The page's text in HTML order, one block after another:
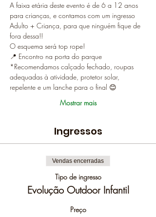
A faixa etária deste evento é de 6 a 12 anos
para crianças, e contamos com um ingresso
Adulto + Criança, para que ninguém fique de
fora dessa!!
O esquema será top rope!
📍 Encontro na porta do parque
*Recomendamos calçado fechado, roupas
adequadas à atividade, protetor solar,
repelente e um lanche para o final 😊
Mostrar mais
Ingressos
Vendas encerradas
Tipo de ingresso
Evolução Outdoor Infantil
Preço